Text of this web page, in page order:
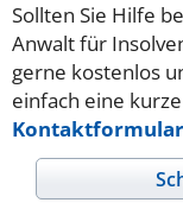
Sollten Sie Hilfe
Anwalt für
gerne kostenlos
einfach eine
Kontaktformular